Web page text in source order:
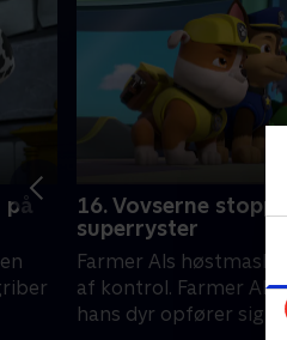
på
16. Vovserne
superryster
Farmer Als
af kontrol. Farmer Al
hans dyr opfører sig